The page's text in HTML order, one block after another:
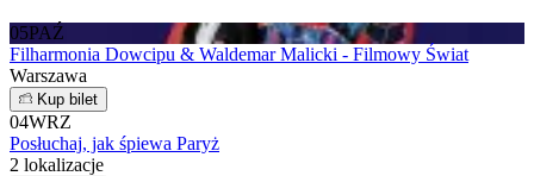
05PAŹ
Filharmonia Dowcipu & Waldemar Malicki - Filmowy Świat
Warszawa
Kup bilet
04WRZ
Posłuchaj, jak śpiewa Paryż
2 lokalizacje